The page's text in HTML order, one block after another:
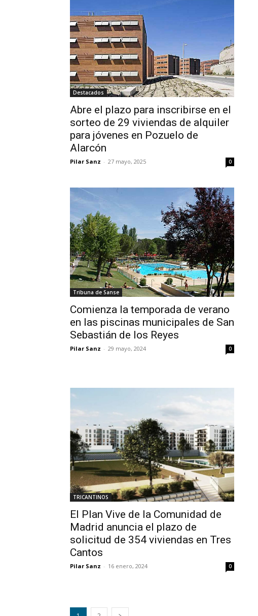
Destacados
Abre el plazo para inscribirse en el
sorteo de 29 viviendas de alquiler
para jóvenes en Pozuelo de
Alarcón
Pilar Sanz - 27 mayo, 2025 0
Tribuna de Sanse
Comienza la temporada de verano
en las piscinas municipales de San
Sebastián de los Reyes
Pilar Sanz - 29 mayo, 2024 0
TRICANTINOS
El Plan Vive de la Comunidad de
Madrid anuncia el plazo de
solicitud de 354 viviendas en Tres
Cantos
Pilar Sanz - 16 enero, 2024 0